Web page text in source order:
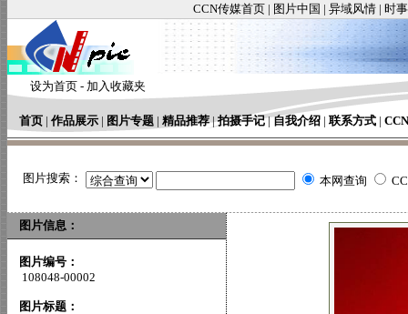
CCN传媒首页 | 图片中国 | 异域风情 | 时
设为首页 - 加入收藏夹
首页 | 作品展示 | 图片专题 | 精品推荐|拍摄手记|自我介绍 | 联系方式 |
图片搜索： 本网查询
图片信息：
图片编号：
108048-00002
图片标题：